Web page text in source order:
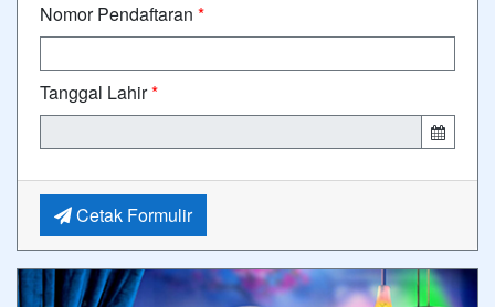
Nomor Pendaftaran *
Tanggal Lahir*
Cetak Formulir